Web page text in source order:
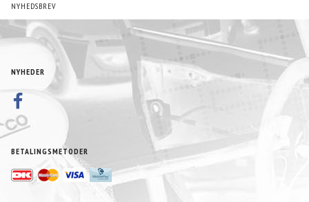
NYHEDSBREV
NYHEDER
BETALINGSMETODER